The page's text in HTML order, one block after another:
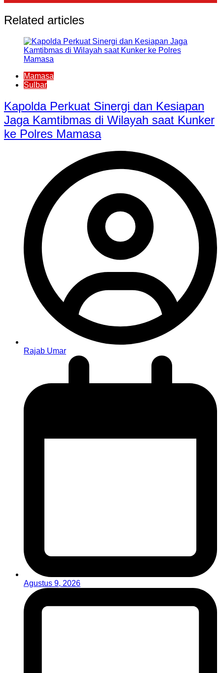
Related articles
Mamasa
Sulbar
Kapolda Perkuat Sinergi dan Kesiapan
Jaga Kamtibmas di Wilayah saat Kunker
ke Polres Mamasa
Rajab Umar
Agustus 9, 2026